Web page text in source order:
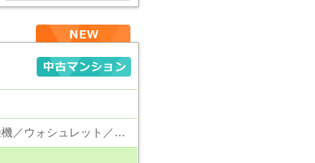
東京電力／公営水道／都市ガス／下水／追い焚き／シャンプードレッサー／浴室換気乾燥機／ウォシュレット／システムキッチン／浄水器／フローリング／クローゼット／エレベータ／ペット相談